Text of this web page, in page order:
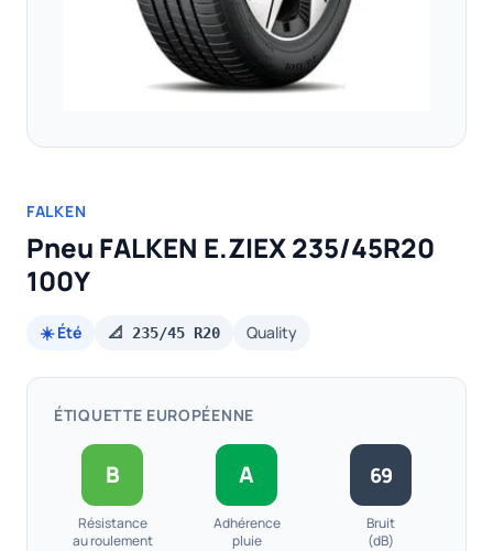
FALKEN
Pneu FALKEN E.ZIEX 235/45R20
100Y
☀️ Été 📐 235/45 R20 Quality
ÉTIQUETTE EUROPÉENNE
B
Résistance
au roulement
A
Adhérence
pluie
69
Bruit
(dB)